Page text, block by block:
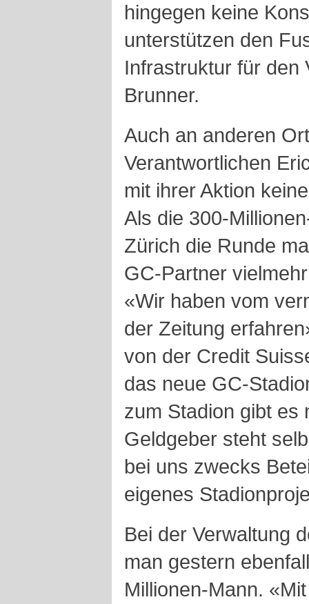
hingegen keine
unterstützen den
Infrastruktur für den
Brunner.
Auch an anderen
Verantwortlichen
mit ihrer Aktion
Als die 300-
Zürich die Runde
GC-Partner
«Wir haben vom
der Zeitung
von der Credit
das neue GC-
zum Stadion gibt es
Geldgeber steht
bei uns zwecks
eigenes
Bei der Verwaltung
man gestern
Millionen-Mann.